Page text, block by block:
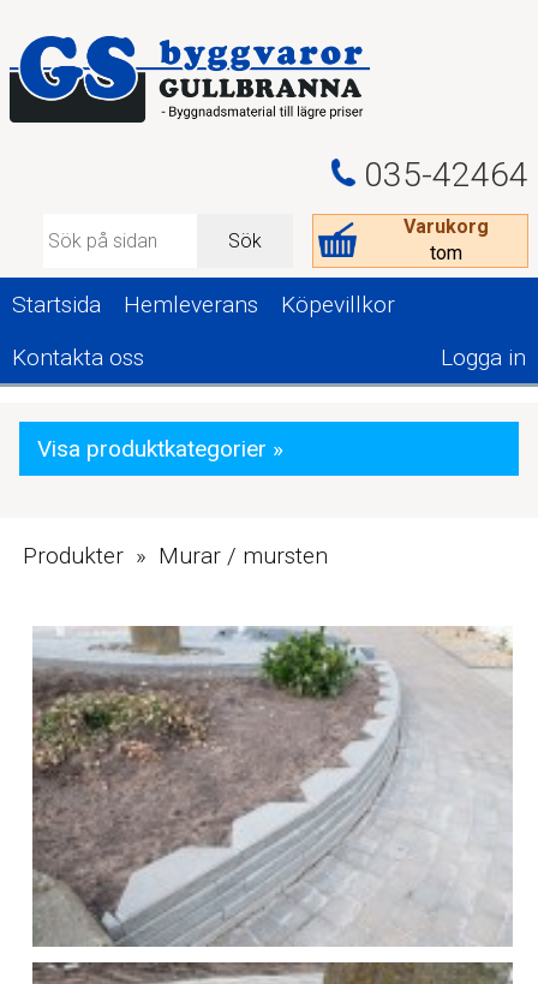
035-42464
Varukorg
tom
Sök
Startsida Hemleverans
Köpevillkor
Kontakta oss
Logga in
Visa produktkategorier »
Produkter » Murar / mursten